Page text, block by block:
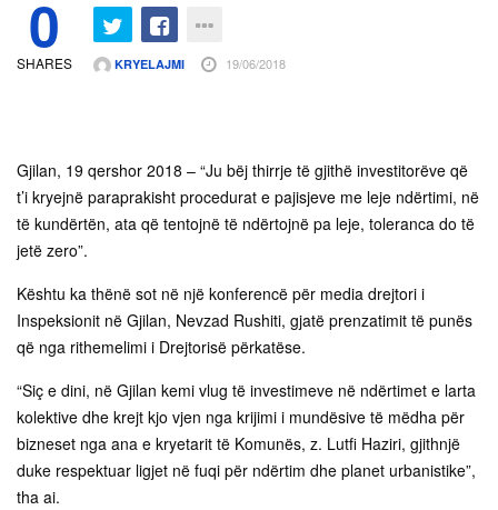
0
SHARES KRYELAJMI 19/06/2018
Gjilan, 19 qershor 2018 – “Ju bëj thirrje të gjithë investitorëve që
t’i kryejnë paraprakisht procedurat e pajisjeve me leje ndërtimi, në
të kundërtën, ata që tentojnë të ndërtojnë pa leje, toleranca do të
jetë zero”.
Kështu ka thënë sot në një konferencë për media drejtori i
Inspeksionit në Gjilan, Nevzad Rushiti, gjatë prenzatimit të punës
që nga rithemelimi i Drejtorisë përkatëse.
“Siç e dini, në Gjilan kemi vlug të investimeve në ndërtimet e larta
kolektive dhe krejt kjo vjen nga krijimi i mundësive të mëdha për
bizneset nga ana e kryetarit të Komunës, z. Lutfi Haziri, gjithnjë
duke respektuar ligjet në fuqi për ndërtim dhe planet urbanistike”,
tha ai.